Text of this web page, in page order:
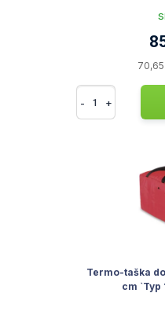
- +
Termo-taška
cm `Typ